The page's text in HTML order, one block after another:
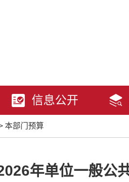
信息公开
本部门预算
年单位一般公